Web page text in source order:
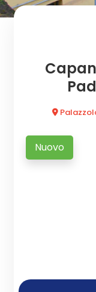
Nuovo
Comune
Tipologia